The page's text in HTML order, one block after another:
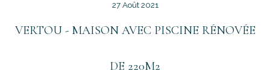
27 Août 2021
VERTOU - MAISON AVEC PISCINE RÉNOVÉE
DE 220M2